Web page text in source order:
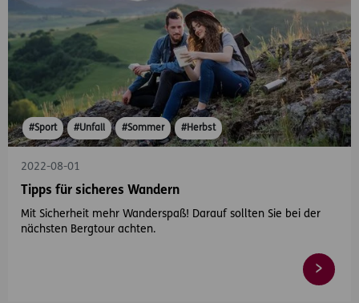
#Sport #Unfall #Sommer #Herbst
2022-08-01
Tipps für sicheres Wandern
Mit Sicherheit mehr Wanderspaß! Darauf sollten Sie bei der
nächsten Bergtour achten.